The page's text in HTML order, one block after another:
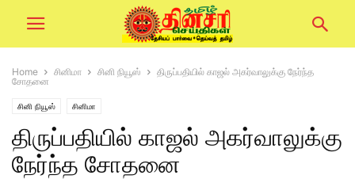
Home சினிமா சினி நியூஸ்
திருப்பதியில் காஜல் அகர்வாலுக்கு நேர்ந்த
சோதனை
சினி நியூஸ் சினிமா
திருப்பதியில் காஜல் அகர்வாலுக்கு
நேர்ந்த சோதனை